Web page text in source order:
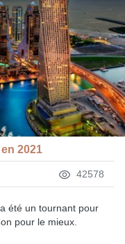
2021
42578
été un tournant pour
pour le mieux.